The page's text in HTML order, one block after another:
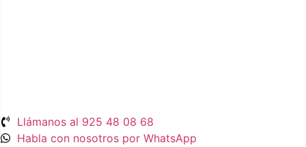
Llámanos al 925 48 08 68
Habla con nosotros por WhatsApp